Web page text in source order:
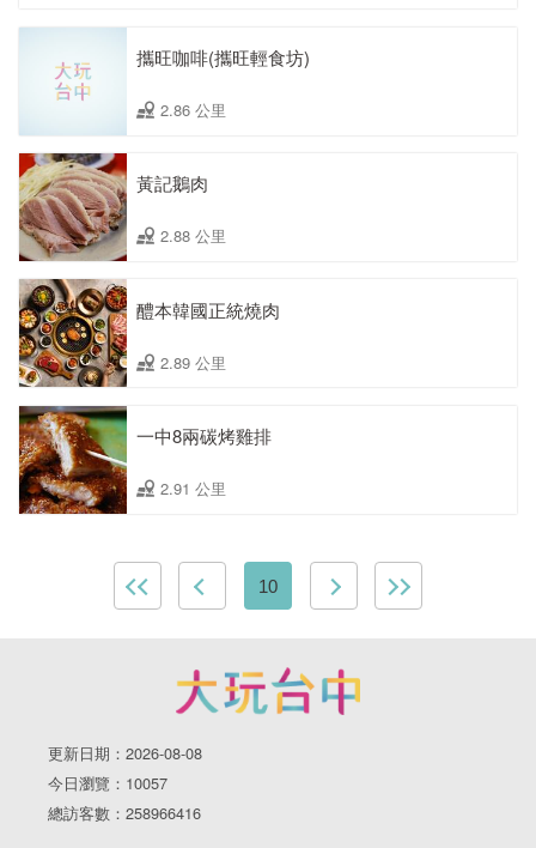
攜旺咖啡(攜旺輕食坊)
2.86 公里
黃記鵝肉
2.88 公里
醴本韓國正統燒肉
2.89 公里
一中8兩碳烤雞排
2.91 公里
10
更新日期：2026-08-08
今日瀏覽：10057
總訪客數：258966416